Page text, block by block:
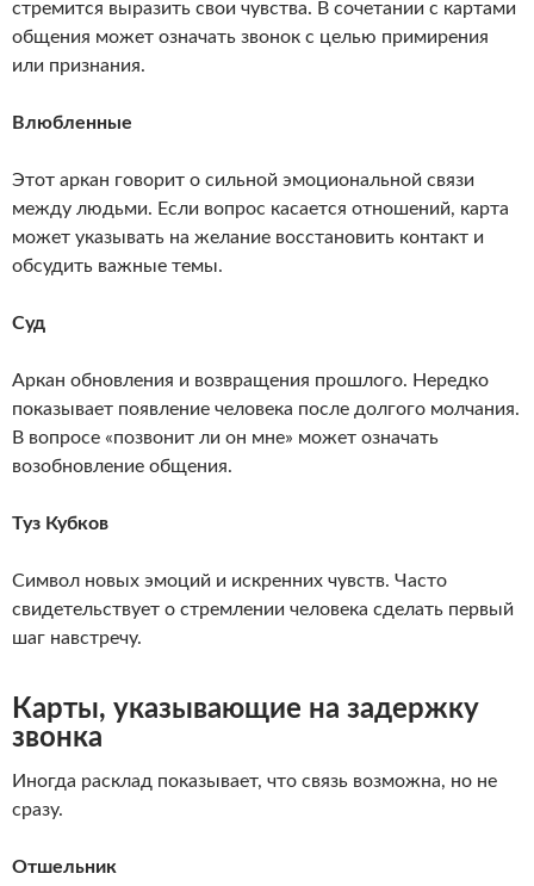
стремится выразить свои чувства. В сочетании с картами
общения может означать звонок с целью примирения
или признания.
Влюбленные
Этот аркан говорит о сильной эмоциональной связи
между людьми. Если вопрос касается отношений, карта
может указывать на желание восстановить контакт и
обсудить важные темы.
Суд
Аркан обновления и возвращения прошлого. Нередко
показывает появление человека после долгого молчания.
В вопросе «позвонит ли он мне» может означать
возобновление общения.
Туз Кубков
Символ новых эмоций и искренних чувств. Часто
свидетельствует о стремлении человека сделать первый
шаг навстречу.
Карты, указывающие на задержку
звонка
Иногда расклад показывает, что связь возможна, но не
сразу.
Отшельник